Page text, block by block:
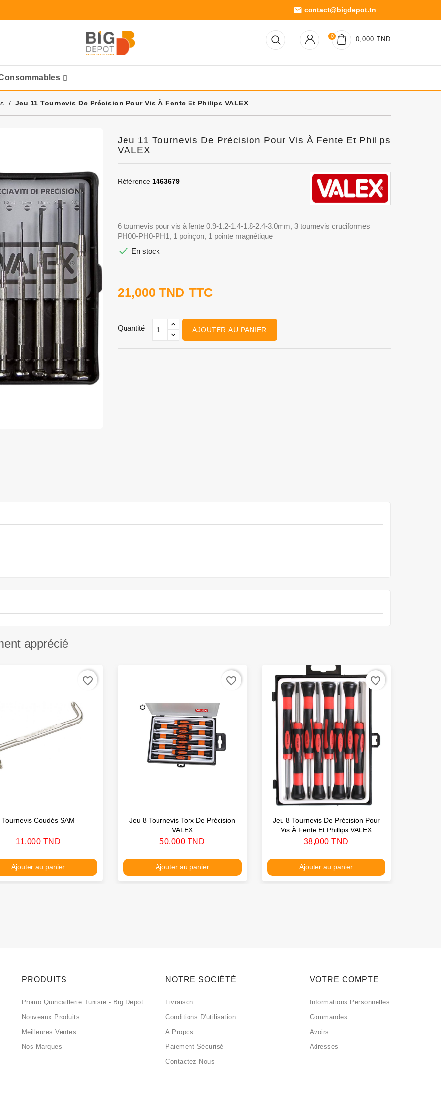
email contact@bigdepot.tn
0 0,000 TND
Jeu 11 Tournevis De Précision Pour Vis À Fente Et Philips VALEX
Jeu 11 Tournevis De Précision Pour Vis À Fente Et Philips
VALEX
Référence 1463679
6 tournevis pour vis à fente 0.9-1.2-1.4-1.8-2.4-3.0mm, 3 tournevis cruciformes
PH00-PH0-PH1, 1 poinçon, 1 pointe magnétique
 En stock
21,000 TND TTC
Quantité AJOUTER AU PANIER
apprécié
Tournevis Coudés SAM
Prix
11,000 TND
Ajouter au panier
favorite_border
Jeu 8 Tournevis Torx De Précision
VALEX
Prix
50,000 TND
Ajouter au panier
favorite_border
Jeu 8 Tournevis De Précision Pour
Vis À Fente Et Phillips VALEX
Prix
38,000 TND
Ajouter au panier
favorite_border
PRODUITS
Promo Quincaillerie Tunisie - Big Depot
Nouveaux Produits
Meilleures Ventes
Nos Marques
NOTRE SOCIÉTÉ
Livraison
Conditions D'utilisation
A Propos
Paiement Sécurisé
Contactez-Nous
VOTRE COMPTE
Informations Personnelles
Commandes
Avoirs
Adresses